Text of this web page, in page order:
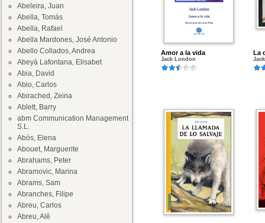
Abeleira, Juan
Abella, Tomás
Abella, Rafael
Abella Mardones, José Antonio
Abello Collados, Andrea
Abeyà Lafontana, Elisabet
Abia, David
Abio, Carlos
Abirached, Zeina
Ablett, Barry
abm Communication Management
S.L.
Abós, Elena
Abouet, Marguerite
Abrahams, Peter
Abramovic, Marina
Abrams, Sam
Abranches, Filipe
Abreu, Carlos
Abreu, Alê
Amor a la vida
Jack London
La